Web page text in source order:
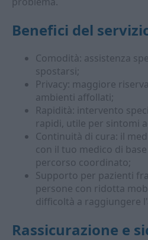
Benefici del
Comodità: assistenza
spostarsi;
Privacy: maggiore
ambienti affollati;
Rapidità: intervento
rapidi, utile per sintomi
Continuità di cura: il
con il tuo medico di
percorso coordinato;
Supporto per pazienti
persone con ridotta
difficoltà a raggiungere
Rassicurazione e